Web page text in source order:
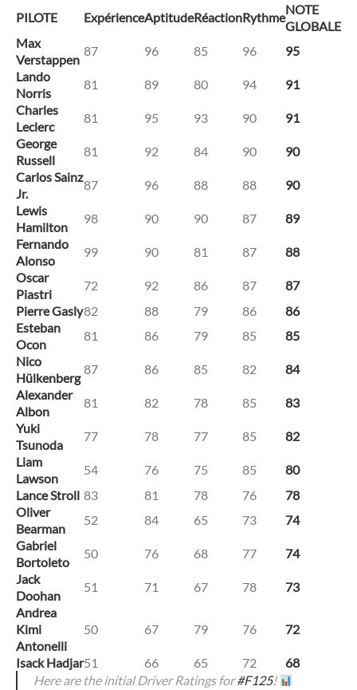
PILOTE ExpérienceAptitudeRéactionRythme
NOTE
GLOBALE
Max
Verstappen
87 96 85 96
95
Lando
Norris
81 89 80 94
91
Charles
Leclerc
81 95 93 90
91
George
Russell
81 92 84 90
90
Carlos Sainz
Jr.
87 96 88 88
90
Lewis
Hamilton
98 90 90 87
89
Fernando
Alonso
99 90 81 87
88
Oscar
Piastri
72 92 86 87
87
Pierre Gasly82 88 79 86
86
Esteban
Ocon
81 86 79 85
85
Nico
Hülkenberg
87 86 85 82
84
Alexander
Albon
81 82 78 85
83
Yuki
Tsunoda
77 78 77 85
82
Liam
Lawson
54 76 75 85
80
Lance Stroll 83 81 78 76
78
Oliver
Bearman
52 84 65 73
74
Gabriel
Bortoleto
50 76 68 77
74
Jack
Doohan
51 71 67 78
73
Andrea
Kimi
Antonelli
50 67 79 76 72
Isack Hadjar51 66 65 72
68
Here are the initial Driver Ratings for#F125!